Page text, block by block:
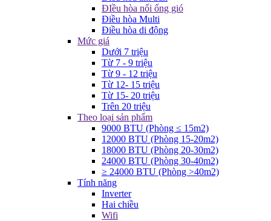
ĐIều hòa nối ống gió
Điều hòa Multi
Điều hòa di động
Mức giá
Dưới 7 triệu
Từ 7 - 9 triệu
Từ 9 - 12 triệu
Từ 12- 15 triệu
Từ 15- 20 triệu
Trên 20 triệu
Theo loại sản phẩm
9000 BTU (Phòng ≤ 15m2)
12000 BTU (Phòng 15-20m2)
18000 BTU (Phòng 20-30m2)
24000 BTU (Phòng 30-40m2)
≥ 24000 BTU (Phòng >40m2)
Tính năng
Inverter
Hai chiều
Wifi